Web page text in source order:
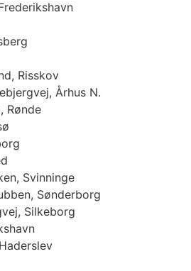
Risskov
Århus N.
Rønde
Svinninge
Sønderborg
Silkeborg